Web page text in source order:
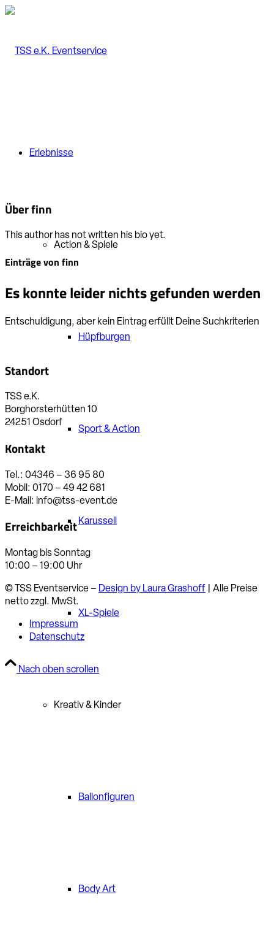
Erlebnisse
Action & Spiele
Hüpfburgen
Sport & Action
Karussell
XL-Spiele
Kreativ & Kinder
Ballonfiguren
Body Art
Überfinn
This author has not written his bio yet.
Einträge von finn
Es konnte leider nichts gefunden werden
Entschuldigung, aber kein Eintrag erfüllt Deine Suchkriterien
Standort
TSS e.K.
Borghorsterhütten 10
24251 Osdorf
Kontakt
Tel.: 04346 – 36 95 80
Mobil: 0170 – 49 42 681
E-Mail: info@tss-event.de
Erreichbarkeit
Montag bis Sonntag
10:00 – 19:00 Uhr
© TSS Eventservice – Design by Laura Grashoff | Alle Preise
netto zzgl. MwSt.
Impressum
Datenschutz
Nach oben scrollen